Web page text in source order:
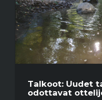
Talkoot: Uudet
odottavat